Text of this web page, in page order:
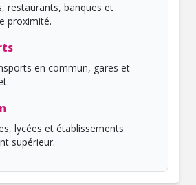
restaurants, banques et
proximité.
en commun, gares et
lycées et établissements
supérieur.